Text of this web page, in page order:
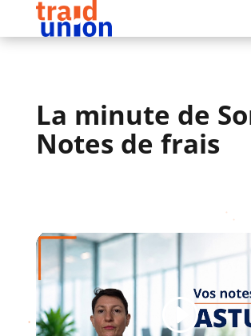
La minute de
Notes de frais